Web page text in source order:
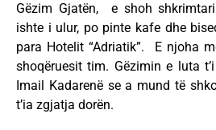
Gëzim Gjatën, e shoh
ishte i ulur, po pinte kafe dhe
para Hotelit “Adriatik”. E njoha
shoqëruesit tim. Gëzimin e luta
Imail Kadarenë se a mund të
t’ia zgjatja dorën.